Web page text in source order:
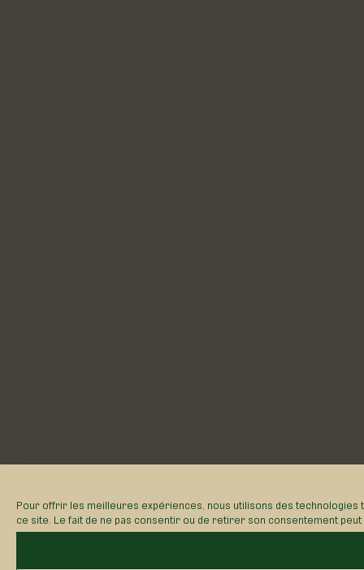
Pour offrir les meilleures expériences, nous utilisons des
ce site. Le fait de ne pas consentir ou de retirer son consentement